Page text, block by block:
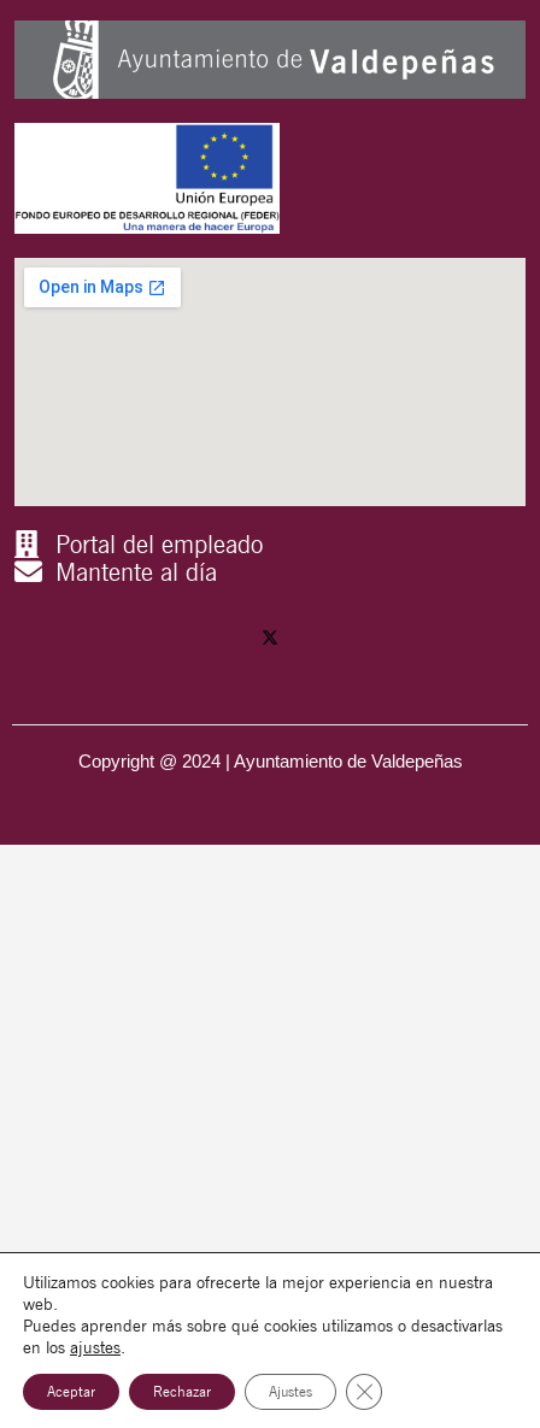
Portal del empleado
Mantente al día
Copyright @ 2024 | Ayuntamiento de Valdepeñas
Utilizamos cookies para ofrecerte la mejor experiencia en nuestra
web.
Puedes aprender más sobre qué cookies utilizamos o desactivarlas
en los ajustes
Aceptar Rechazar Ajustes Cerrar el banner de